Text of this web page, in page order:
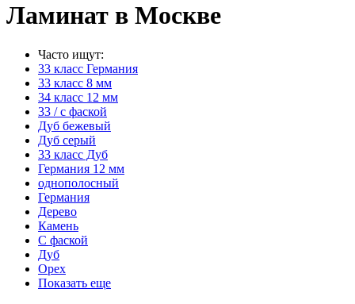
Ламинат в Москве
Часто ищут:
33 класс Германия
33 класс 8 мм
34 класс 12 мм
33 / с фаской
Дуб бежевый
Дуб серый
33 класс Дуб
Германия 12 мм
однополосный
Германия
Дерево
Камень
С фаской
Дуб
Орех
Показать еще